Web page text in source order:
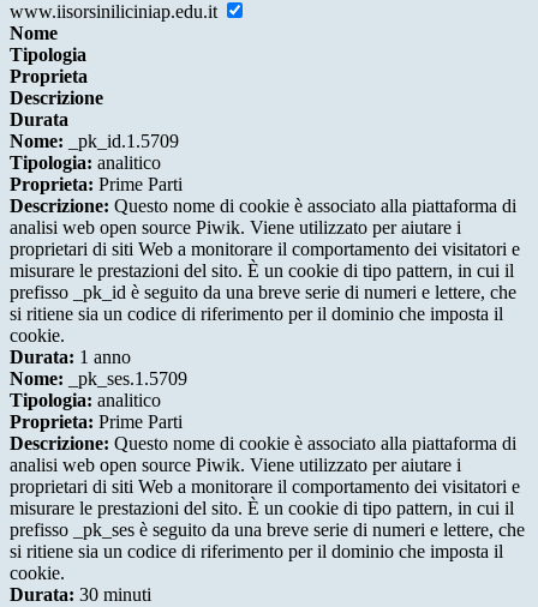
www.iisorsiniliciniap.edu.it
Nome
Tipologia
Proprieta
Descrizione
Durata
Nome: _pk_id.1.5709
Tipologia: analitico
Proprieta: Prime Parti
Descrizione: Questo nome di cookie è associato alla piattaforma di
analisi web open source Piwik. Viene utilizzato per aiutare i
proprietari di siti Web a monitorare il comportamento dei visitatori e
misurare le prestazioni del sito. È un cookie di tipo pattern, in cui il
prefisso _pk_id è seguito da una breve serie di numeri e lettere, che
si ritiene sia un codice di riferimento per il dominio che imposta il
cookie.
Durata: 1 anno
Nome: _pk_ses.1.5709
Tipologia: analitico
Proprieta: Prime Parti
Descrizione: Questo nome di cookie è associato alla piattaforma di
analisi web open source Piwik. Viene utilizzato per aiutare i
proprietari di siti Web a monitorare il comportamento dei visitatori e
misurare le prestazioni del sito. È un cookie di tipo pattern, in cui il
prefisso _pk_ses è seguito da una breve serie di numeri e lettere, che
si ritiene sia un codice di riferimento per il dominio che imposta il
cookie.
Durata: 30 minuti